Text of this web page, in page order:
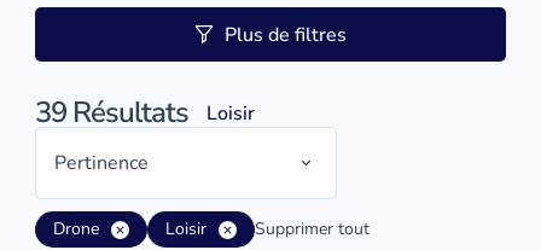
Plus de filtres
39 Résultats
Loisir
Pertinence
Drone Loisir Supprimer tout